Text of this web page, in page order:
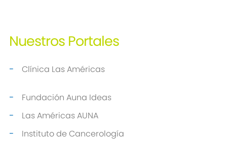
Nuestros Portales
Clínica Las Américas
Fundación Auna Ideas
Las Américas AUNA
Instituto de Cancerología